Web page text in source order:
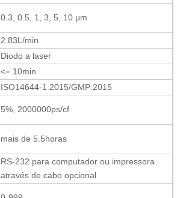
0.3, 0.5, 1, 3, 5, 10 μm
2.83L/min
Diodo a laser
<= 10min
ISO14644-1:2015/GMP:2015
5%, 2000000ps/cf
mais de 5.5horas
RS-232 para computador ou impressora
através de cabo opcional